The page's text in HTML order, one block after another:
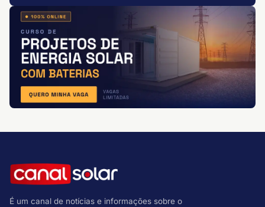
É um canal de notícias e informações sobre o